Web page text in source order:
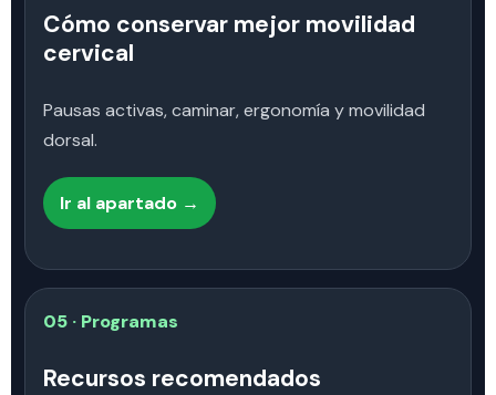
Cómo conservar mejor movilidad
cervical
Pausas activas, caminar, ergonomía y movilidad
dorsal.
Ir al apartado →
05 · Programas
Recursos recomendados